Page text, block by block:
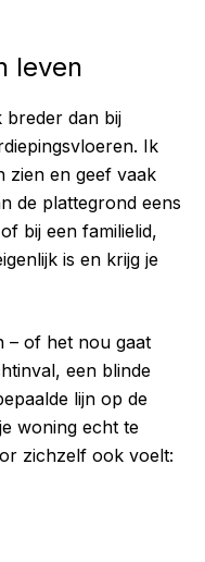
leven
breder dan bij
Ik
zien en geef vaak
de plattegrond eens
bij een familielid,
is en krijg je
– of het nou gaat
een blinde
lijn op de
woning echt te
zichzelf ook voelt: